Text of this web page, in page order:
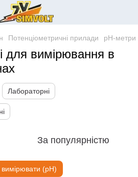
Потенціометричні прилади pH-метри
для вимірювання в
Лабораторні
За популярністю
(pH)